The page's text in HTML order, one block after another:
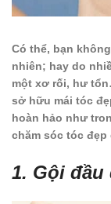
Có thể, bạn
nhiên; hay do
một xơ rối, hư
sở hữu mái tóc
hoàn hảo như
chăm sóc tóc
1. Gội đầu